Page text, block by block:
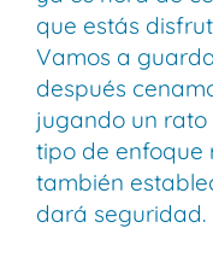
que estás
Vamos a
después
jugando un rato
tipo de enfoque
también
dará seguridad.